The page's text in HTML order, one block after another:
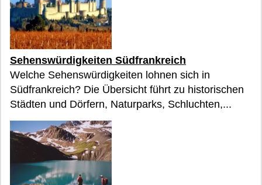
Sehenswürdigkeiten Südfrankreich
Welche Sehenswürdigkeiten lohnen sich in
Südfrankreich? Die Übersicht führt zu historischen
Städten und Dörfern, Naturparks, Schluchten,...